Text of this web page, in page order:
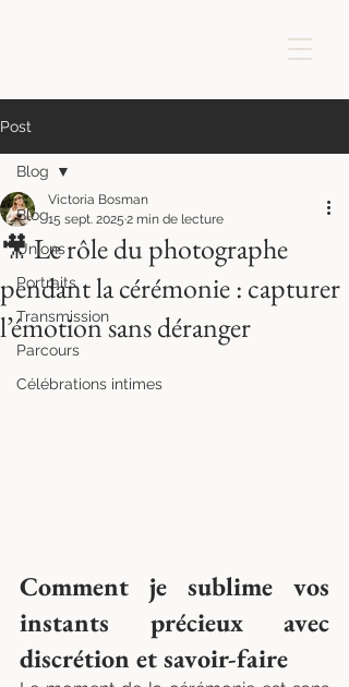
Post
Blog
Unions
Portraits
Transmission
Parcours
Célébrations intimes
Blog
🎥 Le rôle du photographe
pendant la cérémonie : capturer
l’émotion sans déranger
Victoria Bosman
15 sept. 2025 2 min de lecture
Comment je sublime vos
instants précieux avec
discrétion et savoir-faire